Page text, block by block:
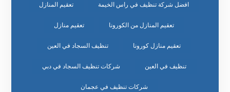
افضل شركة تنظيف في راس الخيمة تعقيم المنازل
تعقيم المنازل من الكورونا تعقيم منازل
تعقيم منازل كورونا تنظيف السجاد في العين
تنظيف في العين شركات تنظيف السجاد في دبي
شركات تنظيف في عجمان